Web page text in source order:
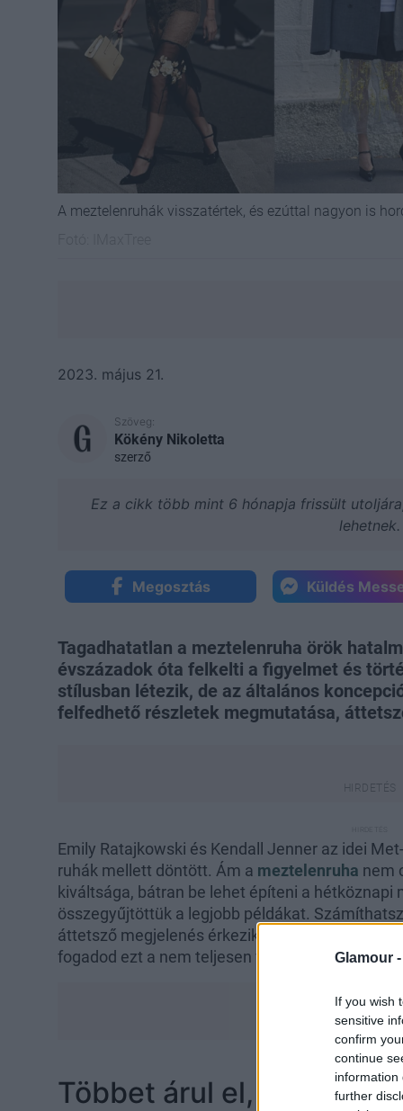
Glamour -
If you wish
sensitive
confirm
continue
information
further
A meztelenruhák visszatértek, és ezúttal nagyon is
2023. május 21.
Szöveg:
Kökény Nikoletta
szerző
Ez a cikk több mint 6 hónapja frissült
lehetnek.
Megosztás Küldés
Tagadhatatlan a meztelenruha örök
évszázadok óta felkelti a figyelmet és
stílusban létezik, de az általános
felfedhető részletek megmutatása,
Emily Ratajkowski és Kendall Jenner az idei
ruhák mellett döntött. Ám a meztelenruha nem
kiváltsága, bátran be lehet építeni a hétköznapi
összegyűjtöttük a legjobb példákat.
áttetsző megjelenés érkezik utcai stílusban is,
fogadod ezt a nem teljesen veszélytelen trendet.
Többet árul el, mint